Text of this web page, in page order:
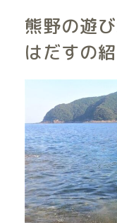
熊野の遊
はだすの